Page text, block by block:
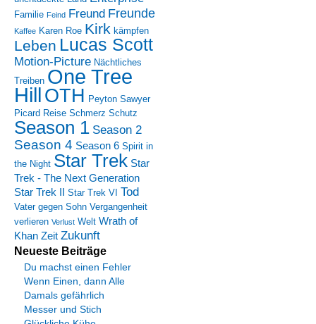
Familie Feind Freund Freunde
Kaffee Karen Roe Kirk kämpfen
Leben Lucas Scott
Motion-Picture Nächtliches
Treiben One Tree
Hill OTH Peyton Sawyer
Picard Reise Schmerz Schutz
Season 1 Season 2
Season 4 Season 6 Spirit in
the Night Star Trek Star
Trek - The Next Generation
Star Trek II Star Trek VI Tod
Vater gegen Sohn Vergangenheit
verlieren Verlust Welt Wrath of
Khan Zeit Zukunft
Neueste Beiträge
Du machst einen Fehler
Wenn Einen, dann Alle
Damals gefährlich
Messer und Stich